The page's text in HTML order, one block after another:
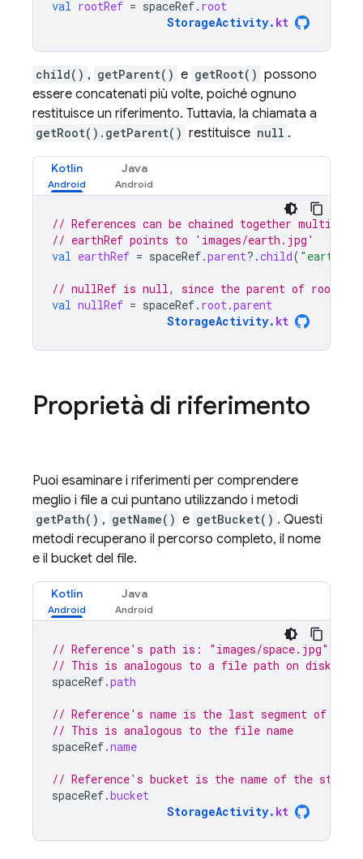
val rootRef = spaceRef. root
StorageActivity. kt
child() , getParent() e getRoot() possono
essere concatenati più volte, poiché ognuno
restituisce un riferimento. Tuttavia, la chiamata a
getRoot().getParent() restituisce null .
Kotlin Java
// References can be chained together multiple
// earthRef points to 'images/earth.jpg'
val earthRef = spaceRef.parent?.child(
// nullRef is null, since the parent of root is
val nullRef = spaceRef. root.parent
StorageActivity. kt
Proprietà di riferimento
Puoi esaminare i riferimenti per comprendere
meglio i file a cui puntano utilizzando i metodi
getPath() , getName() e getBucket() . Questi
metodi recuperano il percorso completo, il nome
e il bucket del file.
Kotlin Java
// Reference's path is: "images/space.jpg"
// This is analogous to a file path on disk
spaceRef.path
// Reference's name is the last segment of
// This is analogous to the file name
spaceRef.name
// Reference's bucket is the name of the
spaceRef.bucket
StorageActivity. kt